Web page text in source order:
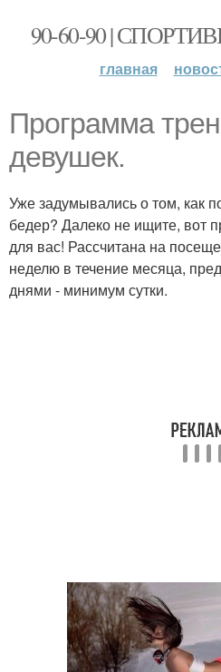
90-60-90 |
главная
Программа
девушек.
Уже задумывались о том, как
бедер? Далеко не ищите, вот
для вас! Рассчитана на
неделю в течение месяца,
днями - минимум сутки.